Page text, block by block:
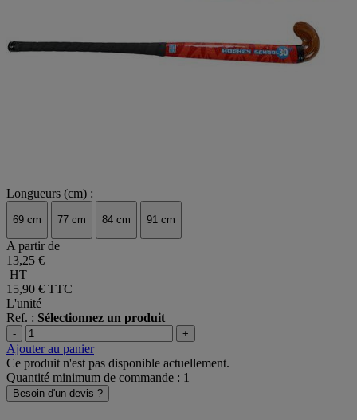
Longueurs (cm) :
69 cm 77 cm 84 cm 91 cm
A partir de
13,25 €
HT
15,90 € TTC
L'unité
Ref. : Sélectionnez un produit
- +
Ajouter au panier
Ce produit n'est pas disponible actuellement.
Quantité minimum de commande : 1
Besoin d'un devis ?